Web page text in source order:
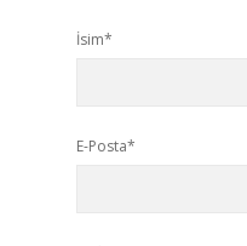
İsim*
E-Posta*